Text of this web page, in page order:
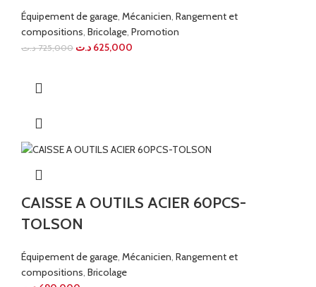
Équipement de garage, Mécanicien, Rangement et
compositions, Bricolage, Promotion
725,000 د.ت 625,000 د.ت
CAISSE A OUTILS ACIER 60PCS-
TOLSON
Équipement de garage, Mécanicien, Rangement et
compositions, Bricolage